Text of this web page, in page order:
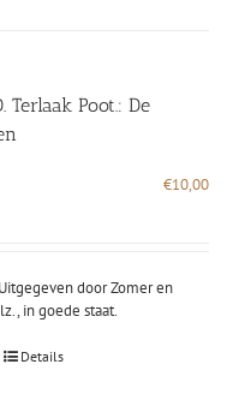
Terlaak Poot.: De
€10,00
door Zomer en
in goede staat.
Details